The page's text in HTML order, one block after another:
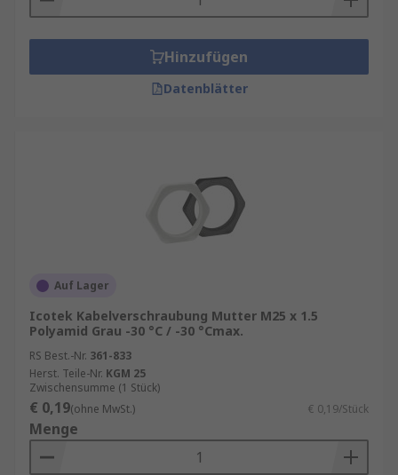
Hinzufügen
Datenblätter
Auf Lager
Icotek Kabelverschraubung Mutter M25 x 1.5
Polyamid Grau -30 °C / -30 °Cmax.
RS Best.-Nr. 361-833
Herst. Teile-Nr. KGM 25
Zwischensumme (1 Stück)
€ 0,19(ohne MwSt.) € 0,19/Stück
Menge